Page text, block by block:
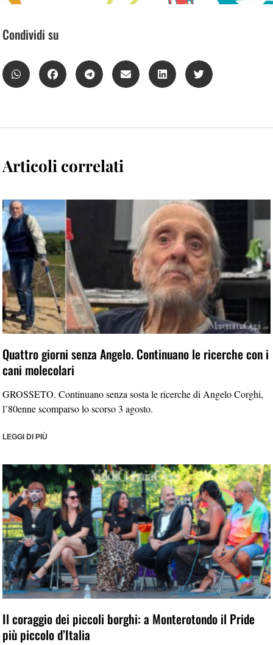
Condividi su
Articoli correlati
Quattro giorni senza Angelo. Continuano le ricerche con i
cani molecolari
GROSSETO. Continuano senza sosta le ricerche di Angelo Corghi,
l’80enne scomparso lo scorso 3 agosto.
LEGGI DI PIÙ
Il coraggio dei piccoli borghi: a Monterotondo il Pride
più piccolo d’Italia